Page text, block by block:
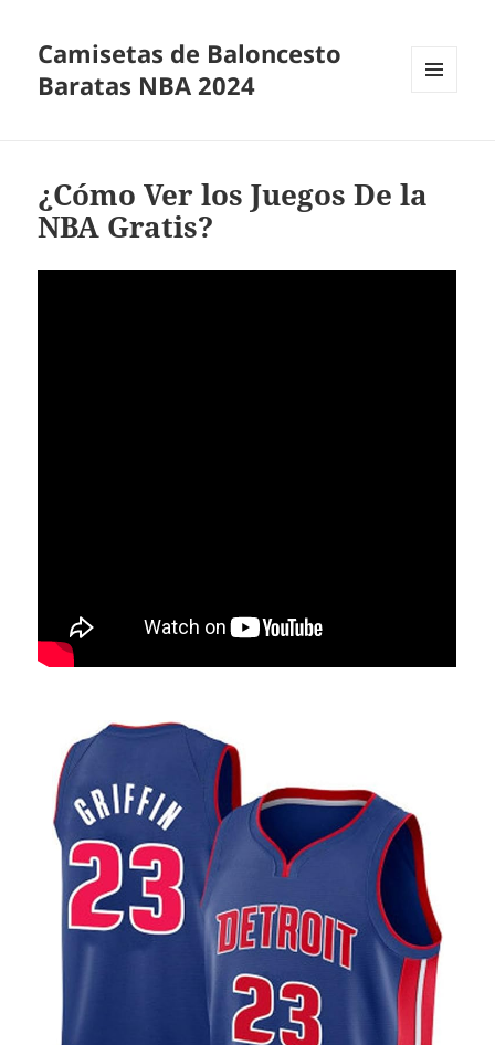
Camisetas de Baloncesto
Baratas NBA 2024
¿Cómo Ver los Juegos De la
NBA Gratis?